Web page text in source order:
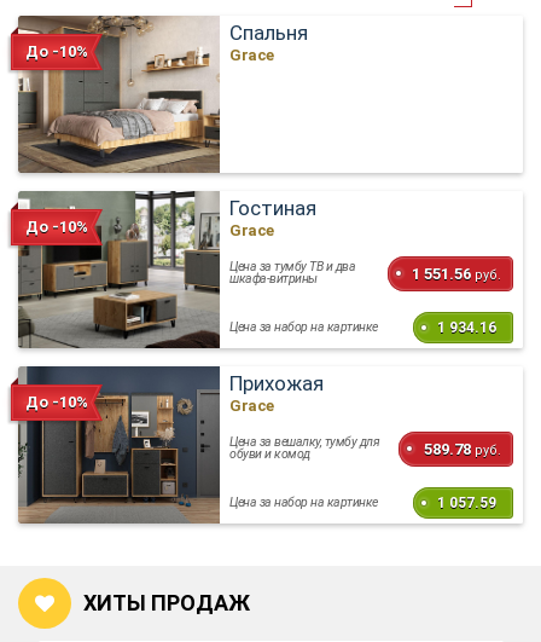
До -10%
Спальня
Grace
До -10%
Гостиная
Grace
Цена за тумбу ТВ и два
шкафа-витрины 1 551.56 руб.
Цена за набор на картинке 1 934.16
До -10%
Прихожая
Grace
Цена за вешалку, тумбу для
обуви и комод 589.78 руб.
Цена за набор на картинке 1 057.59
ХИТЫ ПРОДАЖ